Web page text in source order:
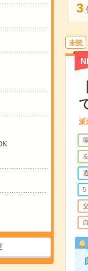
3
未読
派
5